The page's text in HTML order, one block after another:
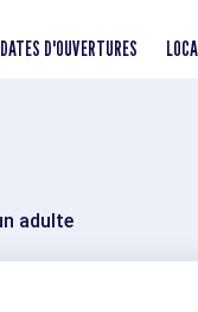
DATES D'OUVERTURES
adulte
au cœur de la vie